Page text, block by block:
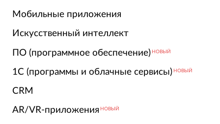
Мобильные приложения
Искусственный интеллект
ПО (программное обеспечение) НОВЫЙ
1С (программы и облачные сервисы) НОВЫЙ
CRM
AR/VR-приложения НОВЫЙ